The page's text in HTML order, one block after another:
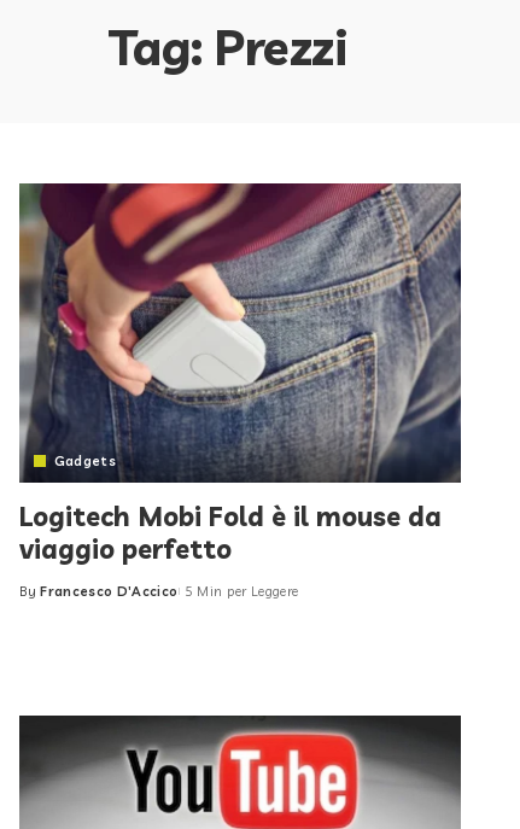
Tag: Prezzi
Gadgets
Logitech Mobi Fold è il mouse da
viaggio perfetto
Posted
By Francesco D'Accico 5 Min per Leggere